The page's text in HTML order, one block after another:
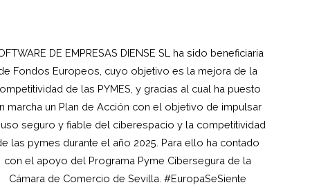
DE EMPRESAS DIENSE SL ha sido beneficiaria
Fondos Europeos, cuyo objetivo es la mejora de la
de las PYMES, y gracias al cual ha puesto
marcha un Plan de Acción con el objetivo de impulsar
seguro y fiable del ciberespacio y la competitividad
las pymes durante el año 2025. Para ello ha contado
con el apoyo del Programa Pyme Cibersegura de la
Cámara de Comercio de Sevilla. #EuropaSeSiente